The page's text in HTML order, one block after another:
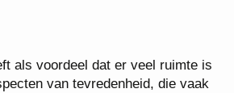
als voordeel dat er veel ruimte is
van tevredenheid, die vaak